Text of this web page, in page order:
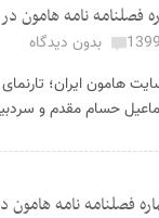
فصلنامه نامه
بدون دیدگاه
هامون ایران؛
حسام مقدم و
فصلنامه نامه